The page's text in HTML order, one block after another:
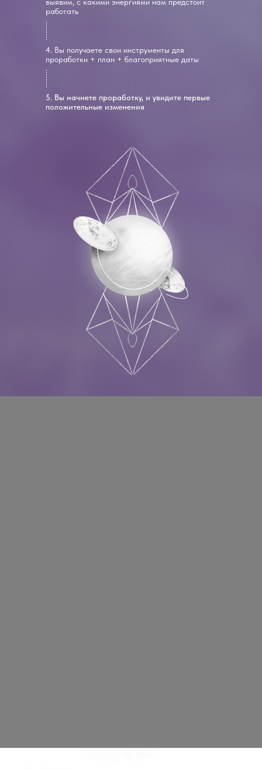
работать
4. Вы получаете свои инструменты для
проработки + план + благоприятные даты
5. Вы начнете проработку, и увидите первые
положительные изменения